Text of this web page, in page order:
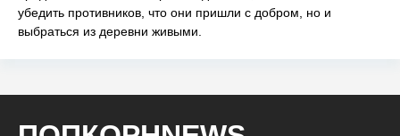
убедить противников, что они пришли с добром, но и
выбраться из деревни живыми.